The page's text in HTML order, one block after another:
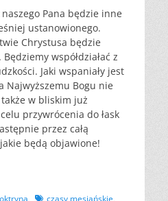
Pana będzie inne
ustanowionego.
Chrystusa będzie
współdziałać z
Jaki wspaniały jest
Najwyższemu Bogu nie
w bliskim już
przywrócenia do łask
przez całą
będą objawione!
Tagów